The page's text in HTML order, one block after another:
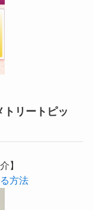
リートピッ
】
方法